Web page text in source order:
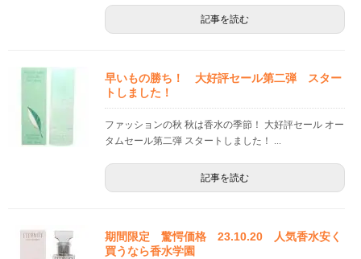
記事を読む
早いもの勝ち！ 大好評セール第二弾 スター
トしました！
ファッションの秋 秋は香水の季節！ 大好評セール オー
タムセール第二弾 スタートしました！ ...
記事を読む
期間限定 驚愕価格 23.10.20 人気香水安く
買うなら香水学園